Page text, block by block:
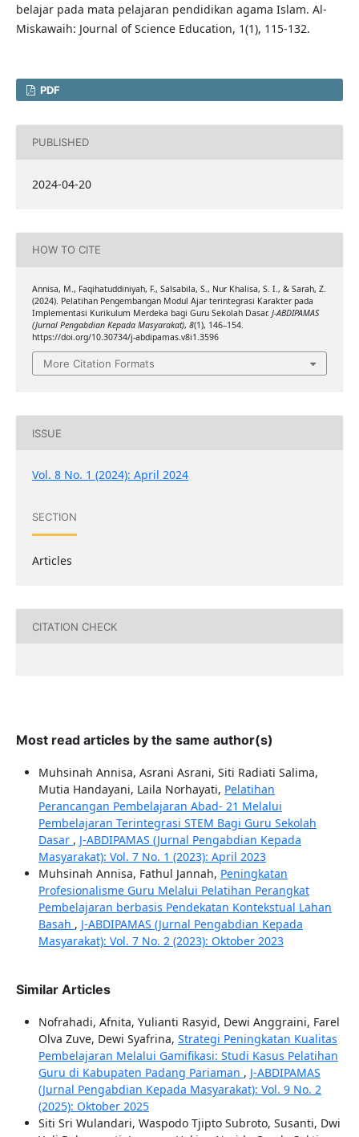
belajar pada mata pelajaran pendidikan agama Islam. Al-
Miskawaih: Journal of Science Education, 1(1), 115-132.
PDF
PUBLISHED
2024-04-20
HOW TO CITE
Annisa, M., Faqihatuddiniyah, F., Salsabila, S., Nur Khalisa, S. I., & Sarah, Z.
(2024). Pelatihan Pengembangan Modul Ajar terintegrasi Karakter pada
Implementasi Kurikulum Merdeka bagi Guru Sekolah Dasar. J-ABDIPAMAS
(Jurnal Pengabdian Kepada Masyarakat), 8(1), 146–154.
https://doi.org/10.30734/j-abdipamas.v8i1.3596
More Citation Formats
ISSUE
Vol. 8 No. 1 (2024): April 2024
SECTION
Articles
CITATION CHECK
Most read articles by the same author(s)
Muhsinah Annisa, Asrani Asrani, Siti Radiati Salima,
Mutia Handayani, Laila Norhayati, Pelatihan
Perancangan Pembelajaran Abad- 21 Melalui
Pembelajaran Terintegrasi STEM Bagi Guru Sekolah
Dasar , J-ABDIPAMAS (Jurnal Pengabdian Kepada
Masyarakat): Vol. 7 No. 1 (2023): April 2023
Muhsinah Annisa, Fathul Jannah, Peningkatan
Profesionalisme Guru Melalui Pelatihan Perangkat
Pembelajaran berbasis Pendekatan Kontekstual Lahan
Basah , J-ABDIPAMAS (Jurnal Pengabdian Kepada
Masyarakat): Vol. 7 No. 2 (2023): Oktober 2023
Similar Articles
Nofrahadi, Afnita, Yulianti Rasyid, Dewi Anggraini, Farel
Olva Zuve, Dewi Syafrina, Strategi Peningkatan Kualitas
Pembelajaran Melalui Gamifikasi: Studi Kasus Pelatihan
Guru di Kabupaten Padang Pariaman , J-ABDIPAMAS
(Jurnal Pengabdian Kepada Masyarakat): Vol. 9 No. 2
(2025): Oktober 2025
Siti Sri Wulandari, Waspodo Tjipto Subroto, Susanti, Dwi